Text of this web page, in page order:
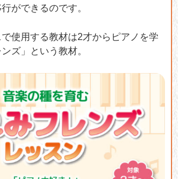
ができるのです。
使用する教材は2才からピアノを学
ズ」という教材。